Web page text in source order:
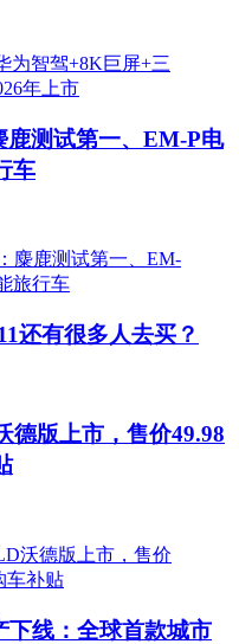
测试第一、EM-P电
车
还有很多人去买？
德版上市，售价49.98
下线：全球首款城市